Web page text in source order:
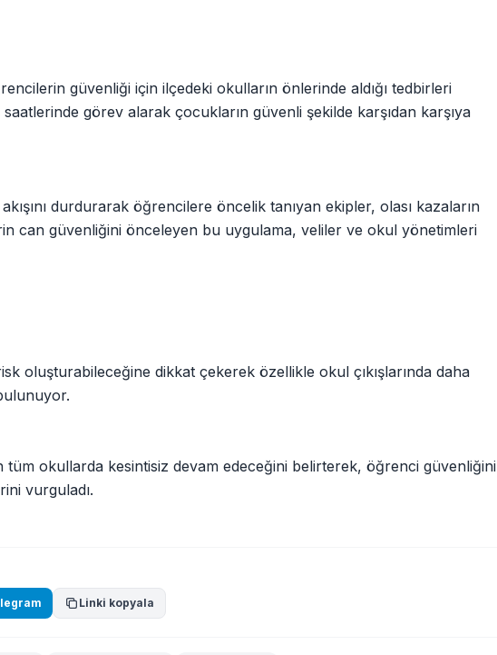
güvenliği için ilçedeki okulların önlerinde aldığı tedbirleri
görev alarak çocukların güvenli şekilde karşıdan karşıya
durdurarak öğrencilere öncelik tanıyan ekipler, olası kazaların
can güvenliğini önceleyen bu uygulama, veliler ve okul yönetimleri
oluşturabileceğine dikkat çekerek özellikle okul çıkışlarında daha
tüm okullarda kesintisiz devam edeceğini belirterek, öğrenci güvenliğini
vurguladı.
Linki kopyala